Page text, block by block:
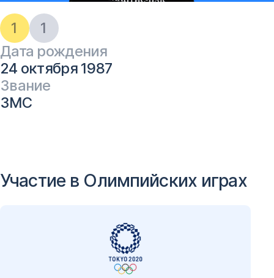
1
1
Дата рождения
24 октября 1987
Звание
ЗМС
Участие в Олимпийских играх